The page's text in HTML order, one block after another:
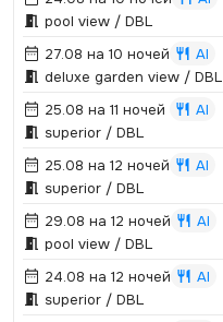
pool view / DBL
27.08 на 10 ночей
AI
deluxe garden view / DBL
25.08 на 11 ночей
AI
superior / DBL
25.08 на 12 ночей
AI
superior / DBL
29.08 на 12 ночей
AI
pool view / DBL
24.08 на 12 ночей
AI
superior / DBL